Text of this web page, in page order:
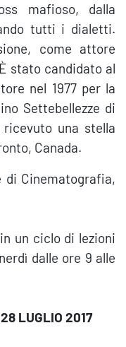
mafioso, dalla
tutti i dialetti.
come attore
stato candidato al
nel 1977 per la
Settebellezze di
una stella
Canada.
di Cinematografia,
un ciclo di lezioni
dalle ore 9 alle
LUGLIO 2017